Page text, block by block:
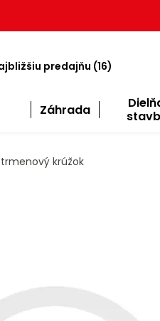
predajňu (16)
Záhrada
krúžok